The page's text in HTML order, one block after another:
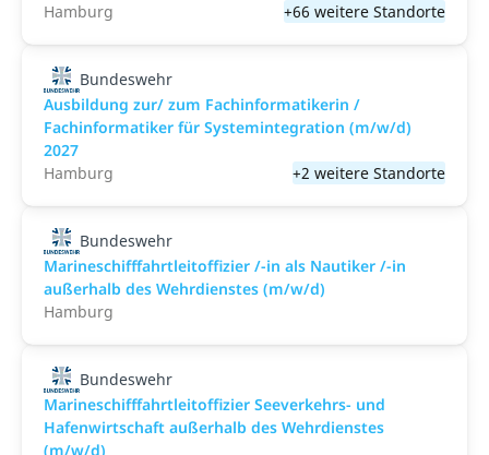
Hamburg
+66 weitere Standorte
Bundeswehr
Ausbildung zur/ zum Fachinformatikerin /
Fachinformatiker für Systemintegration (m/w/d)
2027
Hamburg
+2 weitere Standorte
Bundeswehr
Marineschifffahrtleitoffizier /-in als Nautiker /-in
außerhalb des Wehrdienstes (m/w/d)
Hamburg
Bundeswehr
Marineschifffahrtleitoffizier Seeverkehrs- und
Hafenwirtschaft außerhalb des Wehrdienstes
(m/w/d)